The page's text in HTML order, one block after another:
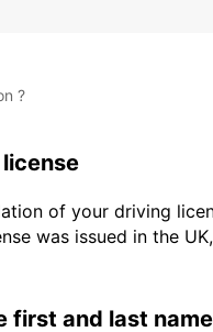
?
of your driving
was issued in the
first and last